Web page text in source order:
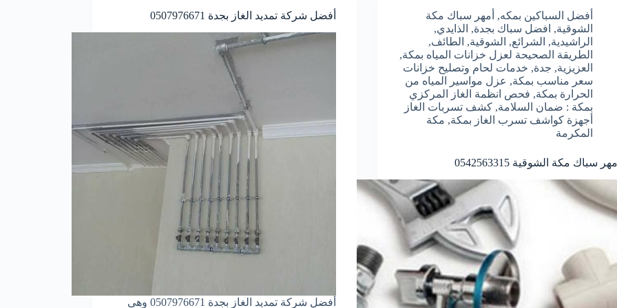
أفضل السباكين بمكه, أمهر سباك مكة
الشوقية, افضل سباك بجدة, الذايدي,
الراشيدية, الشرائع, الشوقية, الطائف,
الطريقة الصحيحة لعزل خزانات المياه بمكة,
العزيزية, جدة, خدمات لحام وتصليح خزانات
سعر مناسب بمكة, عزل مواسير المياه من
الحرارة بمكة, فحص انظمة الغاز المركزي
بمكة : ضمان السلامة,كشف تسربات الغاز
أجهزة كواشف تسرب الغاز بمكة, مكة
المكرمة
سباك مكة الشوقية 0542563315
أفضل شركة تمديد الغاز بجدة 0507976671
أفضل شركة تمديد الغاز بجدة 0507976671 وهى